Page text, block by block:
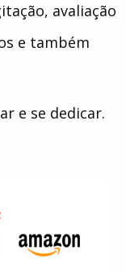
avaliação
e também
e se dedicar.